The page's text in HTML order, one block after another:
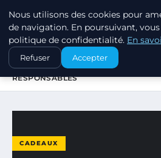
SWISSTALES
ACCUEIL
CADEAUX
LES VÊTEMENTS BIO COMME
RESPONSABLES
CADEAUX
Nous utilisons des cookies pour
de navigation. En poursuivant,
politique de confidentialité. En
Refuser Accepter